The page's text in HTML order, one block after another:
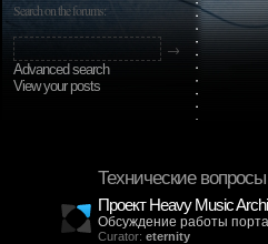
Search on the forums:
Advanced search
View your posts
Технические вопросы
Проект Heavy Music
Обсуждение работы
Curator: eternity